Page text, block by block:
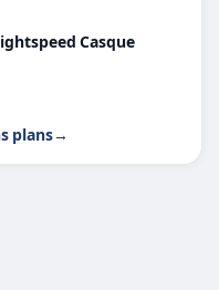
Casque
plans→